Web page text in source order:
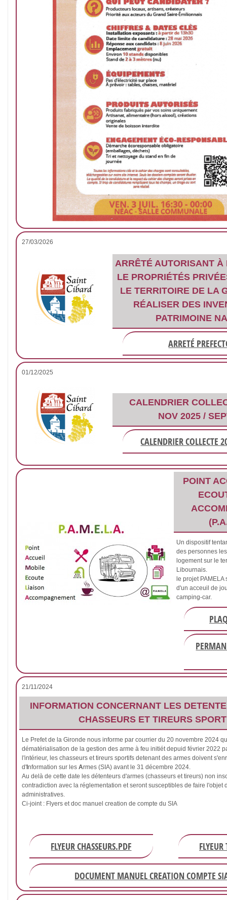
27/03/2026
ARRÊTÉ AUTORISANT À
LE PROPRIÉTÉS
LE TERRITOIRE DE LA
RÉALISER DES
PATRIMOINE
ARRETÉ
01/12/2025
CALENDRIER
NOV 2025 /
CALENDRIER COLLECTE
POINT
Un dispositif
des personnes
logement sur le
Libournais.
le projet
d'un acceuil de
camping-car.
21/11/2024
INFORMATION CONCERNANT LES
CHASSEURS ET TIREURS
Le Prefet de la Gironde nous informe par courrier du 20 novembre 2024
dématérialisation de la gestion des arme à feu initiét depuid février 2022
l'intérieur, les chasseurs et tireurs sportifs detenant des armes doivent
d' nformation sur les Armes (SIA) avant le 31 décembre 2024.
Au delà de cette date les détenteurs d'armes (chasseurs et tireurs) non
contradiction avec la réglementation et seront susceptibles de faire l'objet
administratives.
Ci-joint : Flyers et doc manuel creation de compte du SIA
FLYEUR CHASSEURS.PDF
DOCUMENT MANUEL CREATION COMPTE